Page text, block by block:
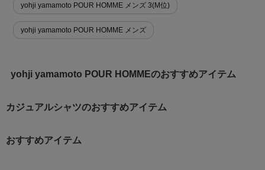
yohji yamamoto POUR HOMME メンズ 3(M位)
yohji yamamoto POUR HOMME メンズ
yohji yamamoto POUR HOMMEのおすすめアイテム
カジュアルシャツのおすすめアイテム
おすすめアイテム